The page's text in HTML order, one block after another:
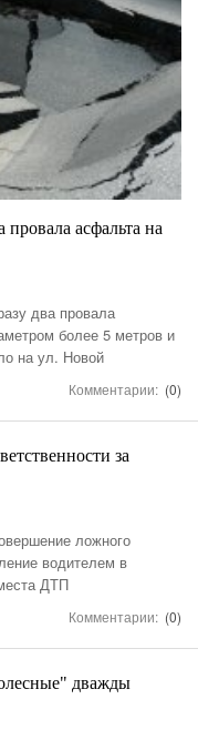
провала асфальта на
два провала
более 5 метров и
на ул. Новой
Комментарии: (0)
за
ложного
водителем в
ДТП
Комментарии: (0)
дважды